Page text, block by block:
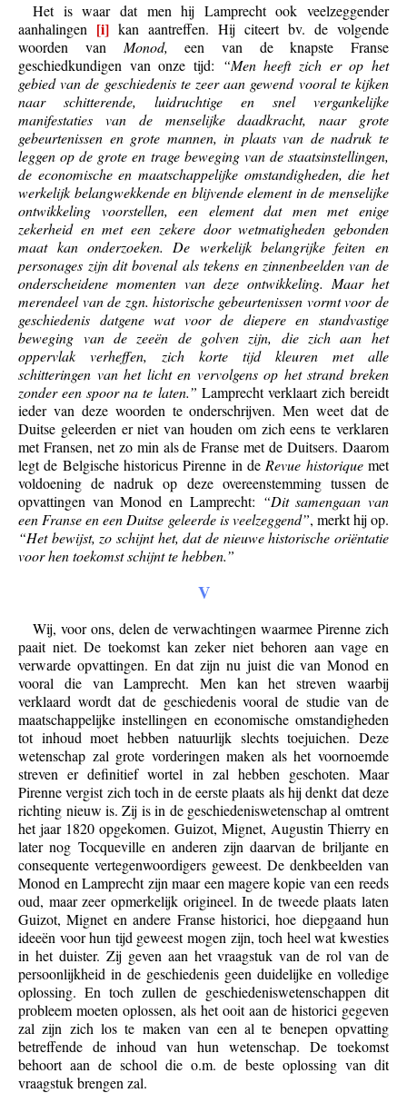
Het is waar dat men hij Lamprecht ook veelzeggender
aanhalingen [i] kan aantreffen. Hij citeert bv. de volgende
woorden vanMonod, een van de knapste Franse
geschiedkundigen van onze tijd: “Men heeft zich er op het
gebied van de geschiedenis te zeer aan gewend vooral te kijken
naar schitterende, luidruchtige en snel vergankelijke
manifestaties van de menselijke daadkracht, naar grote
gebeurtenissen en grote mannen, in plaats van de nadruk te
leggen op de grote en trage beweging van de staatsinstellingen,
de economische en maatschappelijke omstandigheden, die het
werkelijk belangwekkende en blijvende element in de menselijke
ontwikkeling voorstellen, een element dat men met enige
zekerheid en met een zekere door wetmatigheden gebonden
maat kan onderzoeken. De werkelijk belangrijke feiten en
personages zijn dit bovenal als tekens en zinnenbeelden van de
onderscheidene momenten van deze ontwikkeling. Maar het
merendeel van de zgn. historische gebeurtenissen vormt voor de
geschiedenis datgene wat voor de diepere en standvastige
beweging van de zeeën de golven zijn, die zich aan het
oppervlak verheffen, zich korte tijd kleuren met alle
schitteringen van het licht en vervolgens op het strand breken
zonder een spoor na te laten.” Lamprecht verklaart zich bereidt
ieder van deze woorden te onderschrijven. Men weet dat de
Duitse geleerden er niet van houden om zich eens te verklaren
met Fransen, net zo min als de Franse met de Duitsers. Daarom
legt de Belgische historicus Pirenne in deRevue historiquemet
voldoening de nadruk op deze overeenstemming tussen de
opvattingen van Monod en Lamprecht: “Dit samengaan van
een Franse en een Duitse geleerde is veelzeggend”, merkt hij op.
“Het bewijst, zo schijnt het, dat de nieuwe historische oriëntatie
voor hen toekomst schijnt te hebben.”
V
Wij, voor ons, delen de verwachtingen waarmee Pirenne zich
paait niet. De toekomst kan zeker niet behoren aan vage en
verwarde opvattingen. En dat zijn nu juist die van Monod en
vooral die van Lamprecht. Men kan het streven waarbij
verklaard wordt dat de geschiedenis vooral de studie van de
maatschappelijke instellingen en economische omstandigheden
tot inhoud moet hebben natuurlijk slechts toejuichen. Deze
wetenschap zal grote vorderingen maken als het voornoemde
streven er definitief wortel in zal hebben geschoten. Maar
Pirenne vergist zich toch in de eerste plaats als hij denkt dat deze
richting nieuw is. Zij is in de geschiedeniswetenschap al omtrent
het jaar 1820 opgekomen. Guizot, Mignet, Augustin Thierry en
later nog Tocqueville en anderen zijn daarvan de briljante en
consequente vertegenwoordigers geweest. De denkbeelden van
Monod en Lamprecht zijn maar een magere kopie van een reeds
oud, maar zeer opmerkelijk origineel. In de tweede plaats laten
Guizot, Mignet en andere Franse historici, hoe diepgaand hun
ideeën voor hun tijd geweest mogen zijn, toch heel wat kwesties
in het duister. Zij geven aan het vraagstuk van de rol van de
persoonlijkheid in de geschiedenis geen duidelijke en volledige
oplossing. En toch zullen de geschiedeniswetenschappen dit
probleem moeten oplossen, als het ooit aan de historici gegeven
zal zijn zich los te maken van een al te benepen opvatting
betreffende de inhoud van hun wetenschap. De toekomst
behoort aan de school die o.m. de beste oplossing van dit
vraagstuk brengen zal.